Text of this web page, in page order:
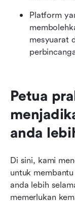
Platform
mesyuarat
Petua
anda
Di sini, kami
untuk
anda lebih
memerlukan